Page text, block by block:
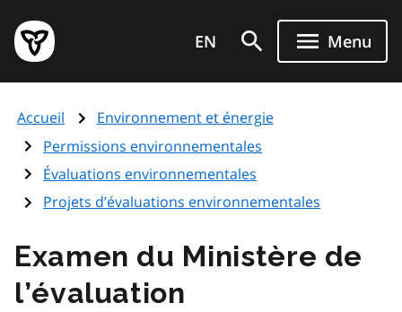
au
contenu
principal
Page
d'accueil
de
l'Ontario
EN Menu
Accueil
Environnement et énergie
Permissions environnementales
Évaluations environnementales
Projets d’évaluations environnementales
Examen du Ministère de
l’évaluation